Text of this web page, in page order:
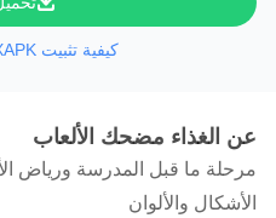
كيفية تثبيت XAPK / ملف APK
عن الغذاء مضحك الألعاب
مرحلة ما قبل المدرسة ورياض
الأشكال والألوان